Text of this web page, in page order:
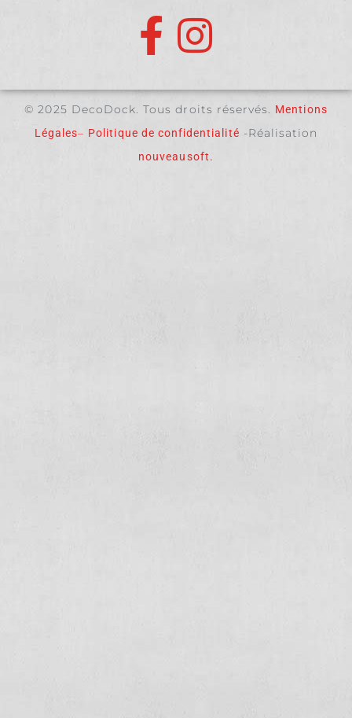
© 2025 DecoDock. Tous droits réservés.
Mentions
Légales– Politique de confidentialité -Réalisation
nouveausoft.